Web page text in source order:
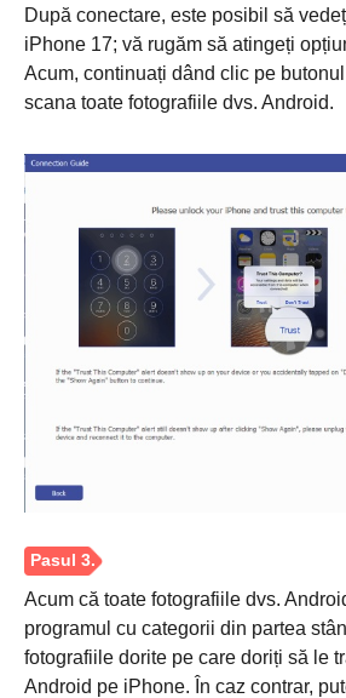
Pasul 1.
Pasul 2.
După conectare, este posibil să
iPhone 17; vă rugăm să atingeți
Acum, continuați dând clic pe butonul
scana toate fotografiile dvs. Android.
Acum că toate fotografiile dvs.
programul cu categorii din partea
fotografiile dorite pe care doriți să le
Android pe iPhone. În caz contrar,